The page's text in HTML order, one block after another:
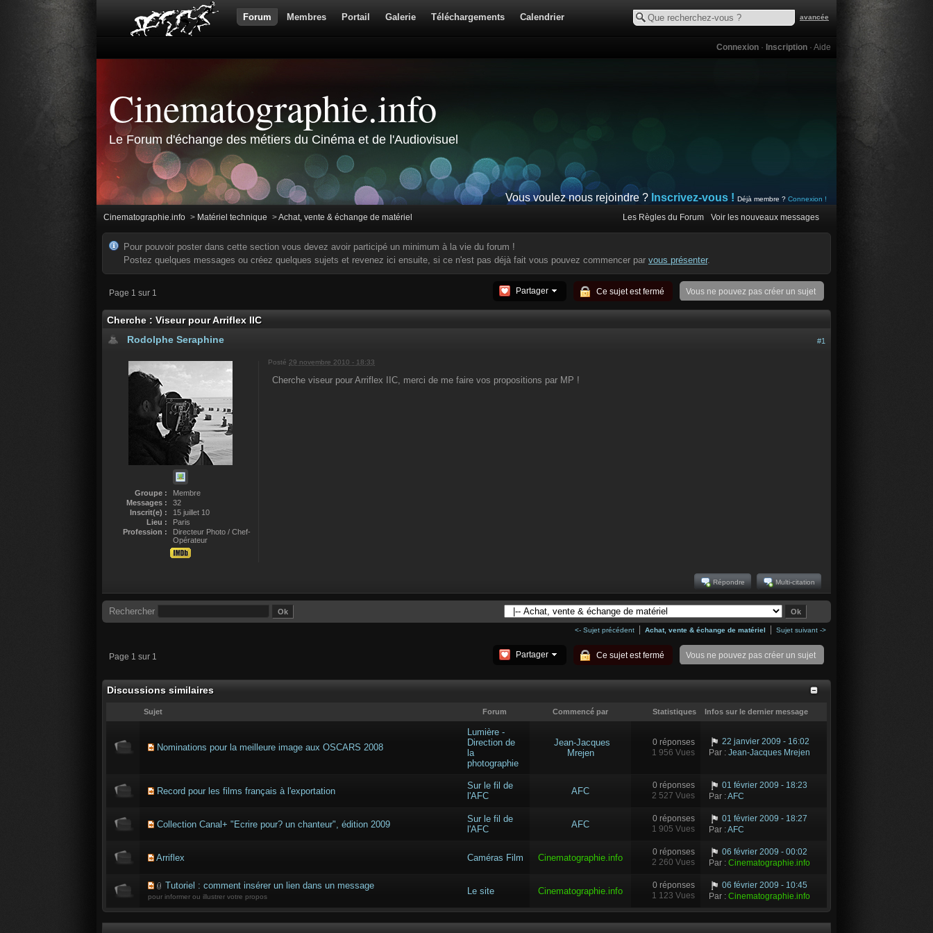
avancée
Forum Membres Portail Galerie Téléchargements Calendrier
Connexion · Inscription · Aide
Cinematographie.info
Le Forum d'échange des métiers du Cinéma et de l'Audiovisuel
Vous voulez nous rejoindre ? Inscrivez-vous ! Déjà membre ? Connexion !
Cinematographie.info > Matériel technique >Achat, vente & échange de matériel Les Règles du Forum Voir les nouveaux messages
Pour pouvoir poster dans cette section vous devez avoir participé un minimum à la vie du forum !
Postez quelques messages ou créez quelques sujets et revenez ici ensuite, si ce n'est pas déjà fait vous pouvez commencer par vous présenter.
Page 1 sur 1 Vous ne pouvez pas créer un sujet
Ce sujet est fermé
Partager
Cherche : Viseur pour Arriflex IIC
#1
Rodolphe Seraphine
Groupe :
Membre
Messages :
32
Inscrit(e) :
15 juillet 10
Lieu :
Paris
Profession :
Directeur Photo / Chef-
Opérateur
Posté 29 novembre 2010 - 18:33
Cherche viseur pour Arriflex IIC, merci de me faire vos propositions par MP !
Multi-citation
Répondre
Rechercher
<- Sujet précédent Achat, vente & échange de matériel Sujet suivant ->
Page 1 sur 1 Vous ne pouvez pas créer un sujet
Ce sujet est fermé
Partager
Discussions similaires
Sujet Forum Commencé par Statistiques Infos sur le dernier message
Nominations pour la meilleure image aux OSCARS 2008
Lumière -
Direction de
la
photographie
Jean-Jacques
Mrejen
0 réponses
1 956 Vues
22 janvier 2009 - 16:02
Par : Jean-Jacques Mrejen
Record pour les films français à l'exportation
Sur le fil de
l'AFC
AFC
0 réponses
2 527 Vues
01 février 2009 - 18:23
Par :AFC
Collection Canal+ "Ecrire pour? un chanteur", édition 2009
Sur le fil de
l'AFC
AFC
0 réponses
1 905 Vues
01 février 2009 - 18:27
Par :AFC
Arriflex Caméras Film Cinematographie.info
0 réponses
2 260 Vues
06 février 2009 - 00:02
Par : Cinematographie.info
Tutoriel : comment insérer un lien dans un message
pour informer ou illustrer votre propos
Le site Cinematographie.info
0 réponses
1 123 Vues
06 février 2009 - 10:45
Par : Cinematographie.info